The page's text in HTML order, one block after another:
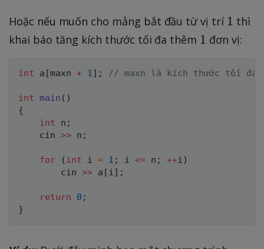
Hoặc nếu muốn cho mảng bắt đầu từ vị trí 1
1 thì
khai báo tăng kích thước tối đa thêm 1
1 đơn vị:
int a [maxn + 1 ] ; // maxn là kích thước tối đa
int main ( )
{
int n ;
    cin
>> n ;
for ( int i = 1 ; i <= n ; ++i )
        cin
>> a [ i ] ;
return 0 ;
}